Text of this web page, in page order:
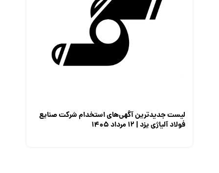
لیست جدیدترین آگهی‌های استخدام شرکت صنایع
فولاد آلیاژی یزد | ۱۲ مرداد ۱۴۰۵